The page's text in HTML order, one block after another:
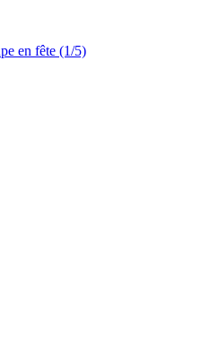
en fête (1/5)